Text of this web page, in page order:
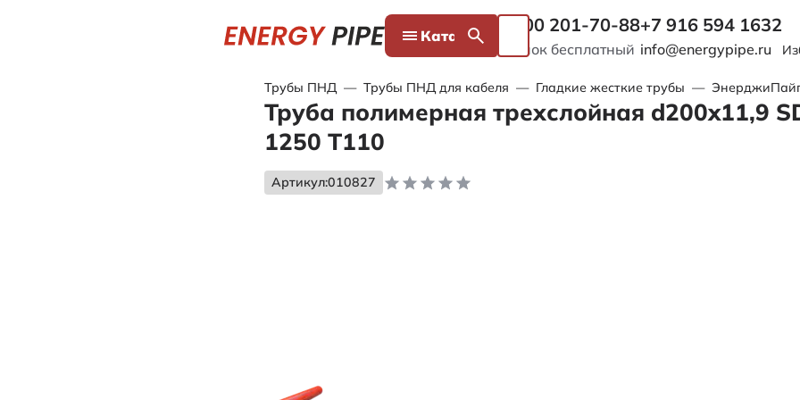
Каталог 8 800 201-70-88
Звонок бесплатный
+7 916 594 1632
info@energypipe.ru
Трубы ПНД — Трубы ПНД для кабеля — Гладкие жесткие трубы — ЭнерджиПайп
Труба полимерная трехслойная d200x11,9
1250 Т110
Артикул:010827